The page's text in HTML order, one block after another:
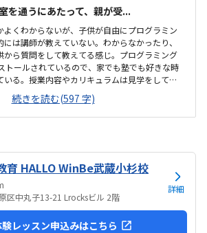
を通うにあたって、親が受...
よくわからないが、子供が自由にプログラミン
は講師が教えていない。わからなかったり、
から質問をして教えてる感じ。プログラミング
トールされているので、家でも塾でも好きな時
いる。授業内容やカリキュラムは見学をしてい
、積極的に講師が教えていないみたい。月1回は
たものを発表すると聞いていたが、実施してな
歩ですぐ来れる距離で、一本道だから迷うこと
駐輪スペースはあるので子供一人でも近い人
。奥の方まで覗いたことはないので詳しくはわ
室の内装は奇麗だと思います。気軽に入りや
それぞれになってしまい...
続きを読む(597 字)
育 HALLO WinBe武蔵小杉校
区中丸子13-21 Lrocksビル 2階
詳細
レッスン申込みはこちら